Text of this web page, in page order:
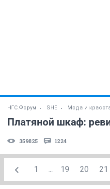
НГС.Форум SHE Мода и
359825 1224
1 ... 19 20 21